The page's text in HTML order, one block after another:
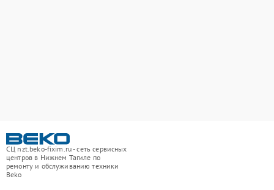
СЦ nzt.beko-fixim.ru - сеть сервисных
центров в Нижнем Тагиле по
ремонту и обслуживанию техники
Beko